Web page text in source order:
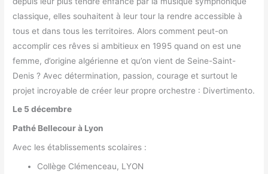
classique, elles souhaitent à leur tour la rendre accessible à
tous et dans tous les territoires. Alors comment peut-on
accomplir ces rêves si ambitieux en 1995 quand on est une
femme, d’origine algérienne et qu’on vient de Seine-Saint-
Denis ? Avec détermination, passion, courage et surtout le
projet incroyable de créer leur propre orchestre : Divertimento.
Le 5 décembre
Pathé Bellecour à Lyon
Avec les établissements scolaires :
Collège Clémenceau, LYON